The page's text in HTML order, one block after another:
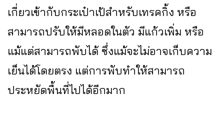
เกี่ยวเข้ากับกระเป๋าเป้สำหรับเทรคกิ้ง หรือ
สามารถปรับให้มีหลอดในตัว มีแก้วเพิ่ม หรือ
แม้แต่สามารถพับได้ ซึ่งแม้จะไม่อาจเก็บความ
เย็นได้โดยตรง แต่การพับทำให้สามารถ
ประหยัดพื้นที่ไปได้อีกมาก